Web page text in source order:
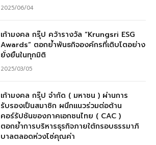
2025/06/04
เก้ามงคล กรุ๊ป คว้ารางวัล “Krungsri ESG
Awards” ตอกย้ำพันธกิจองค์กรที่เติบโตอย่าง
ยั่งยืนในทุกมิติ
2025/03/05
เก้ามงคล กรุ๊ป จำกัด ( มหาชน ) ผ่านการ
รับรองเป็นสมาชิก ผนึกแนวร่วมต่อต้าน
คอร์รัปชันของภาคเอกชนไทย ( CAC )
ตอกย้ำการบริหารธุรกิจภายใต้กรอบธรรมาภิ
บาลตลอดห่วงโซ่คุณค่า